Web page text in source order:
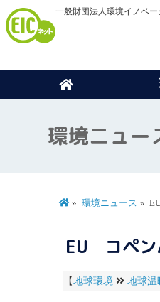
一般財団法人環境イノベ
環境ニュー
環境ニュース
EU コペン
【地球環境 地球温